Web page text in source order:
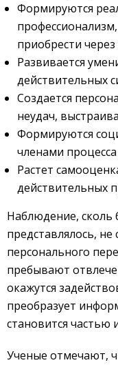
Формируются
приобрести
Развивается
действительных
Создается
неудач,
Формируются
членами
Растет
действительных
Наблюдение,
представлялось,
персонального
пребывают
окажутся
преобразует
становится частью
Ученые отмечают,